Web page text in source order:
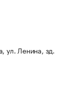
ул. Ленина, зд.